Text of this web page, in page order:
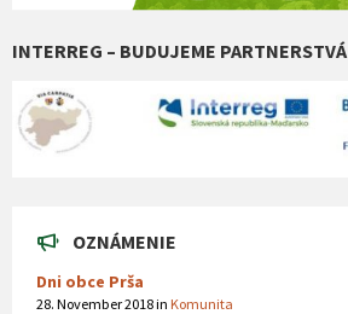
INTERREG – BUDUJEME PARTNERSTVÁ
OZNÁMENIE
Dni obce Prša
28. November 2018in Komunita